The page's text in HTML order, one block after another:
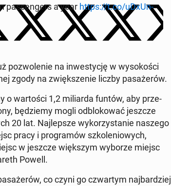
pas­sen­gers a year https://t.co/uDxUn­
po­zwo­le­nie na in­we­sty­cję w wy­so­ko­ści
zgody na zwięk­sze­nie liczby pa­sa­że­rów.
o war­to­ści 1,2 mi­liar­da funtów, aby prze­
bę­dzie­my mogli od­blo­ko­wać jeszcze
20 lat. Naj­lep­sze wy­ko­rzy­sta­nie naszego
pracy i pro­gra­mów szko­le­nio­wych,
w jeszcze więk­szym wyborze miejsc
Powell.
co czyni go czwar­tym naj­bar­dziej